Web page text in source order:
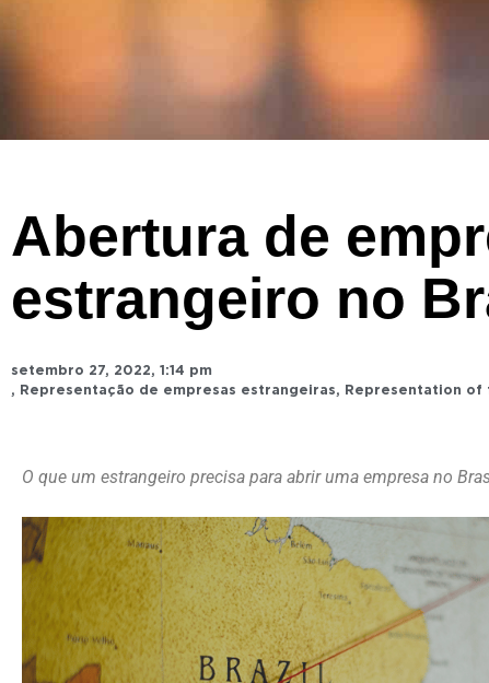
Abertura de
estrangeiro no
setembro 27, 2022, 1:14 pm
,
Representação de empresas estrangeiras, Representation of
O que um estrangeiro precisa para abrir uma empresa no